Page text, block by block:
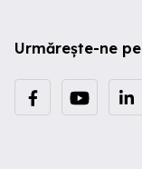
Urmărește-ne pe